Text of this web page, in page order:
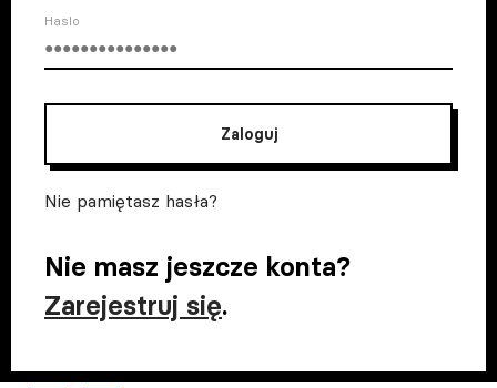
Haslo
Zaloguj
Nie pamiętasz hasła?
Nie masz jeszcze konta?
Zarejestruj się.